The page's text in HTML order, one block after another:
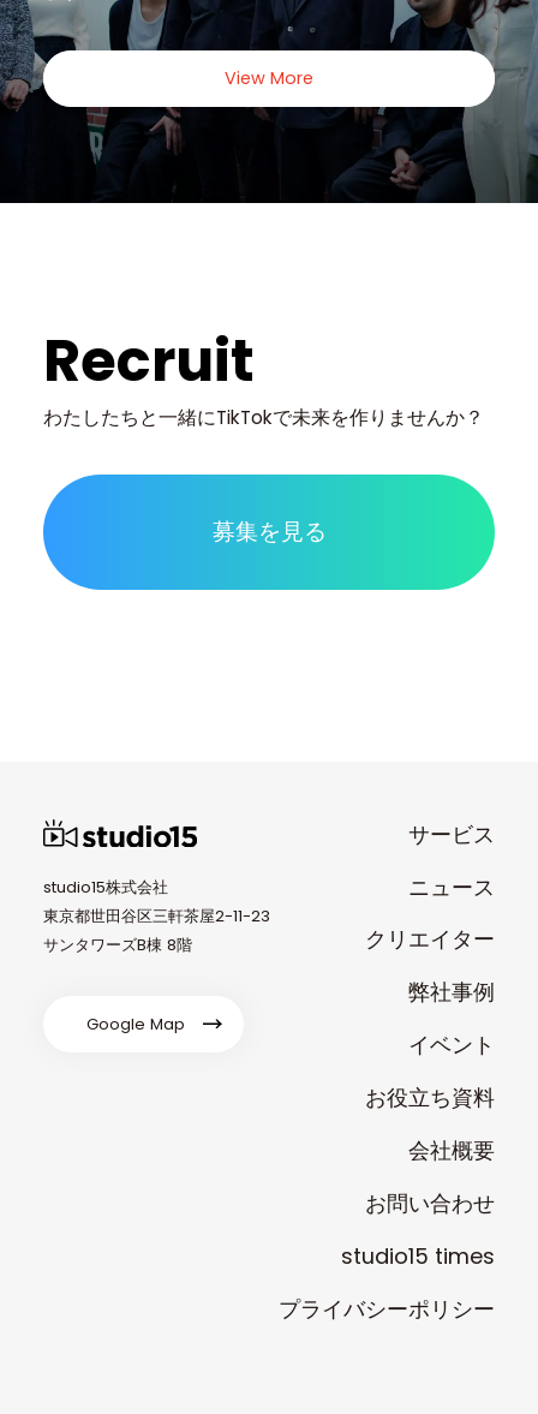
View More
Recruit
わたしたちと一緒にTikTokで未来を作りませんか？
募集を見る
studio15株式会社
東京都世田谷区三軒茶屋2-11-23
サンタワーズB棟 8階
Google Map
サービス
ニュース
クリエイター
弊社事例
イベント
お役立ち資料
会社概要
お問い合わせ
studio15 times
プライバシーポリシー